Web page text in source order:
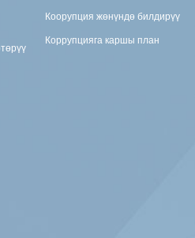
Коорупция жөнүндө билдирүү
Коррупцияга каршы план